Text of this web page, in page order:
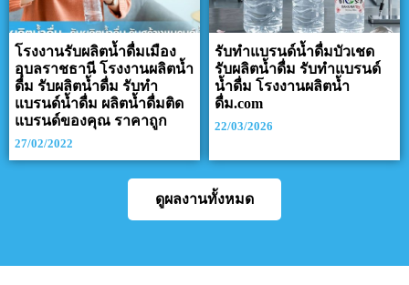
โรงงานรับผลิตน้ำดื่มเมือง
อุบลราชธานี โรงงานผลิตน้ำ
ดื่ม รับผลิตน้ำดื่ม รับทำ
แบรนด์น้ำดื่ม ผลิตน้ำดื่มติด
แบรนด์ของคุณ ราคาถูก
27/02/2022
รับทำแบรนด์น้ำดื่มบัวเชด
รับผลิตน้ำดื่ม รับทำแบรนด์
น้ำดื่ม โรงงานผลิตน้ำ
ดื่ม.com
22/03/2026
ดูผลงานทั้งหมด